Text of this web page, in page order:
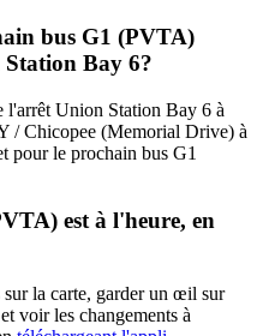
bus G1 (PVTA)
Bay 6?
l'arrêt Union Station Bay 6 à
/ Chicopee (Memorial Drive) à
pour le prochain bus G1
est à l'heure, en
la carte, garder un œil sur
voir les changements à